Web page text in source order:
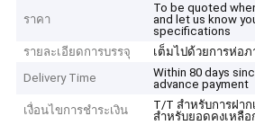
ราคา
To be quoted
and let us know
specifications
รายละเอียดการบรรจุ
เต็มไปด้วยการห่อ
Delivery Time
Within 80 days
advance payment
เงื่อนไขการชำระเงิน
T/T สำหรับการฝาก
สำหรับยอดคงเหลื